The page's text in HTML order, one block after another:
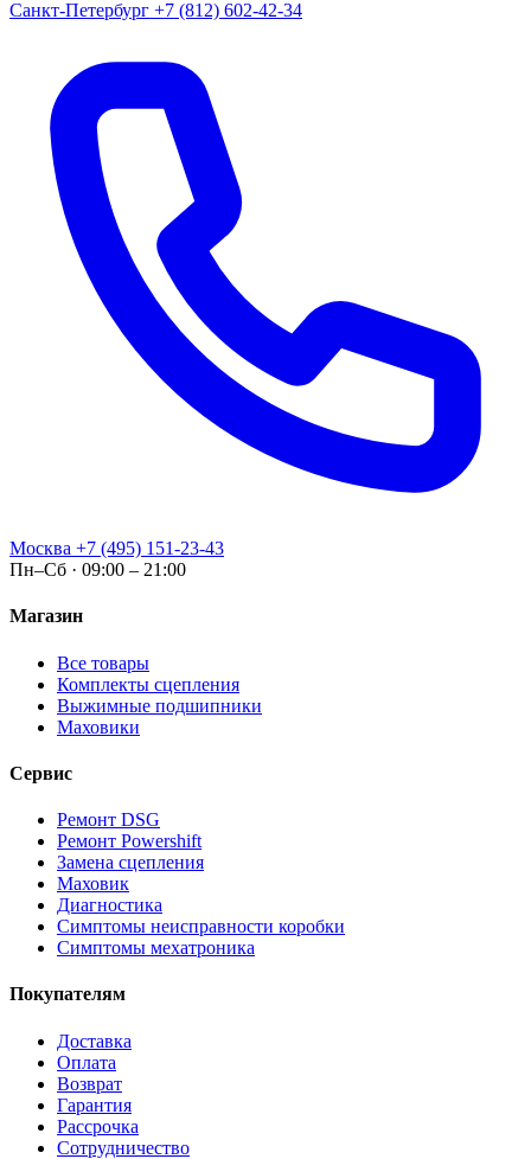
Санкт-Петербург +7 (812) 602-42-34
Москва +7 (495) 151-23-43
Пн–Сб · 09:00 – 21:00
Магазин
Все товары
Комплекты сцепления
Выжимные подшипники
Маховики
Сервис
Ремонт DSG
Ремонт Powershift
Замена сцепления
Маховик
Диагностика
Симптомы неисправности коробки
Симптомы мехатроника
Покупателям
Доставка
Оплата
Возврат
Гарантия
Рассрочка
Сотрудничество